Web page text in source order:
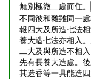
無別極微二處而住。
不同彼和雜雖同一
報四大及所造七法
養大造七法亦相入
二大及與所造不相
先有長養大造處。
其造香等一具能造